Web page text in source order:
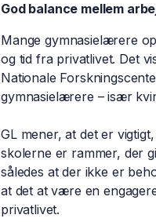
God balance mellem
Mange gymnasielærere
og tid fra privatlivet. Det
Nationale
gymnasielærere – især
GL mener, at det er
skolerne er rammer, der
således at der ikke er
at det at være en
privatlivet.